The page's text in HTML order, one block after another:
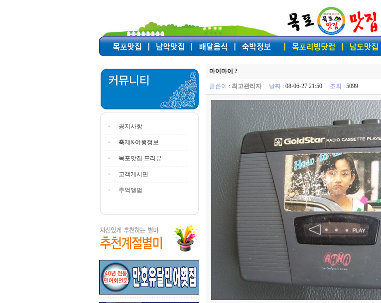
공지사항
축제&여행정보
목포맛집 프리뷰
고객게시판
추억앨범
마이마이 ?
글쓴이 : 최고관리자 날짜: 08-06-27 21:50 조회 : 5099